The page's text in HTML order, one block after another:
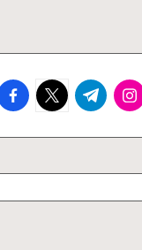
twitter.com
t.me